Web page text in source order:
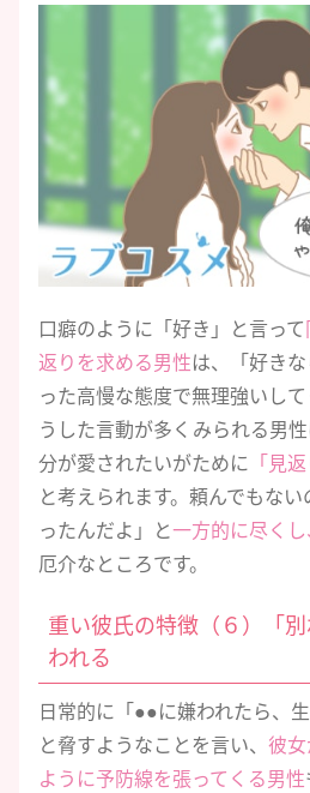
口癖のように「好き」と言って
返りを求める男性は、「好き
った高慢な態度で無理強いし
うした言動が多くみられる男
分が愛されたいがために 「見
と考えられます。頼んでもな
ったんだよ」と一方的に尽く
厄介なところです。
重い彼氏の特徴（６）「
われる
日常的に「●●に嫌われたら、
と脅すようなことを言い、 彼
ように予防線を張ってくる男性